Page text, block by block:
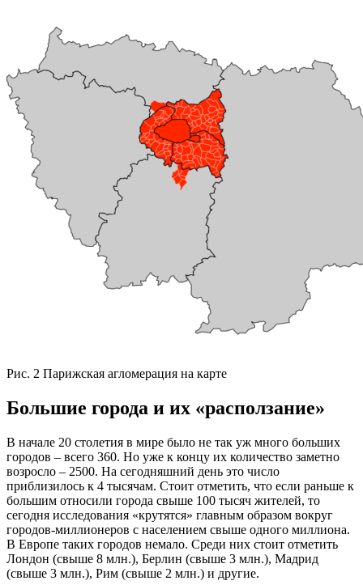
Рис. 2 Парижская агломерация на карте
Большие города и их «расползание»
В начале 20 столетия в мире было не так уж много больших
городов – всего 360. Но уже к концу их количество заметно
возросло – 2500. На сегодняшний день это число
приблизилось к 4 тысячам. Стоит отметить, что если раньше к
большим относили города свыше 100 тысяч жителей, то
сегодня исследования «крутятся» главным образом вокруг
городов-миллионеров с населением свыше одного миллиона.
В Европе таких городов немало. Среди них стоит отметить
Лондон (свыше 8 млн.), Берлин (свыше 3 млн.), Мадрид
(свыше 3 млн.), Рим (свыше 2 млн.) и другие.